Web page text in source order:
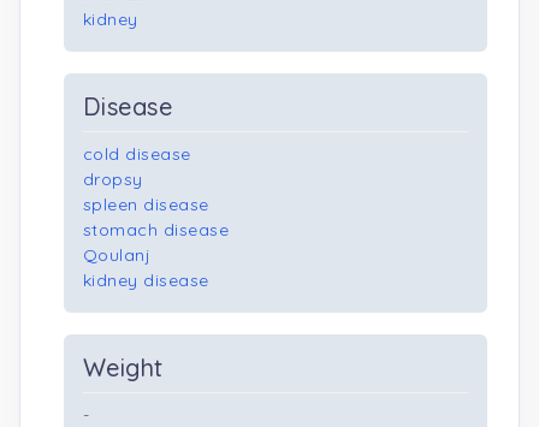
kidney
Disease
cold disease
dropsy
spleen disease
stomach disease
Qoulanj
kidney disease
Weight
-